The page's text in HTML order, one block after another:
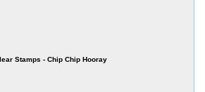
Stamps - Chip Chip Hooray